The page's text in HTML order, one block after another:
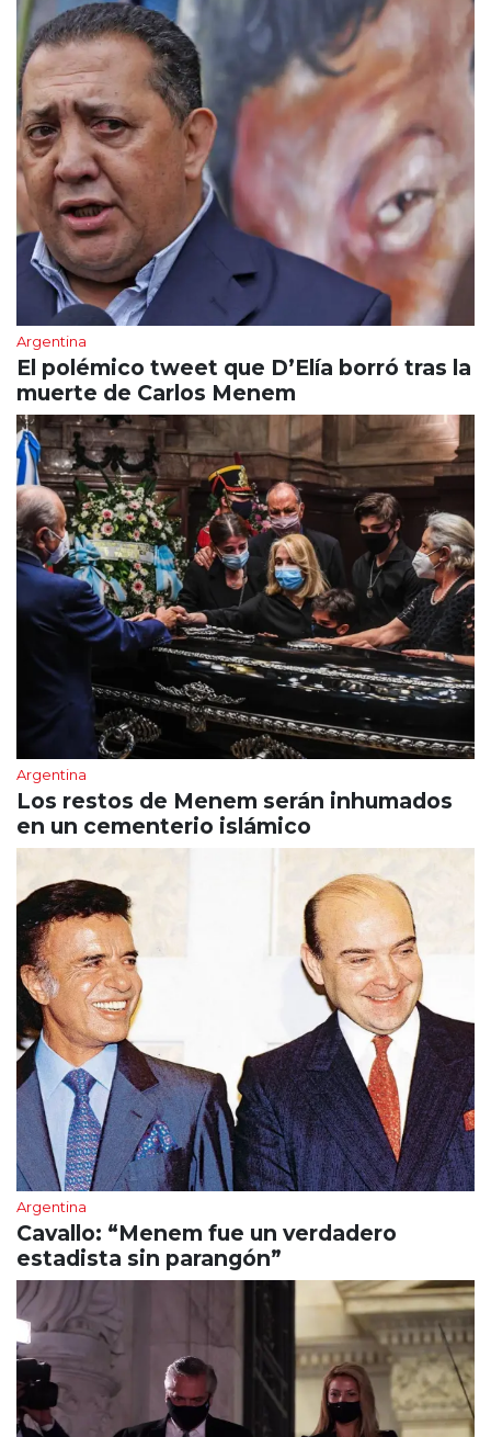
Argentina
El polémico tweet que D’Elía borró tras la
muerte de Carlos Menem
Argentina
Los restos de Menem serán inhumados
en un cementerio islámico
Argentina
Cavallo: “Menem fue un verdadero
estadista sin parangón”